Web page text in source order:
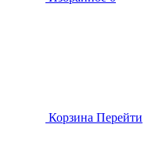
Корзина Перейти